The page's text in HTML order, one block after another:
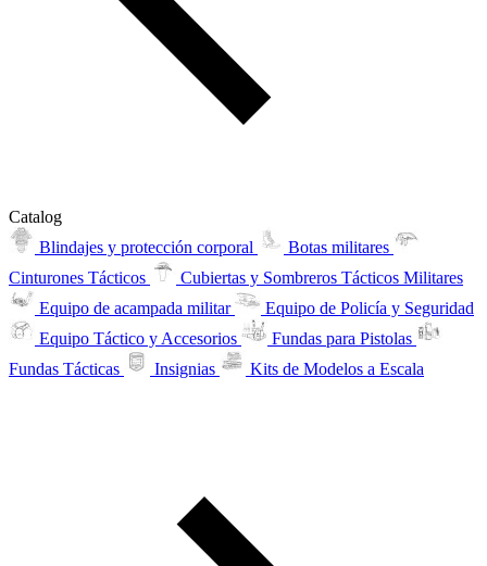
Catalog
Blindajes y protección corporal
Botas militares
Cinturones Tácticos
Cubiertas y Sombreros Tácticos Militares
Equipo de acampada militar
Equipo de Policía y Seguridad
Equipo Táctico y Accesorios
Fundas para Pistolas
Fundas Tácticas
Insignias Kits de Modelos a Escala